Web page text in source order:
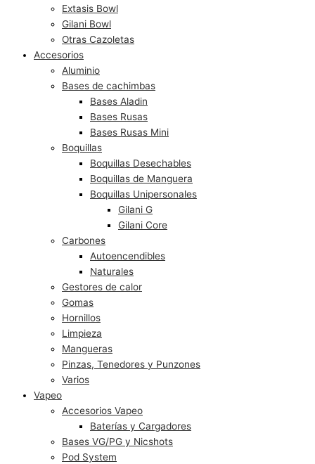
Extasis Bowl
Gilani Bowl
Otras Cazoletas
Accesorios
Aluminio
Bases de cachimbas
Bases Aladin
Bases Rusas
Bases Rusas Mini
Boquillas
Boquillas Desechables
Boquillas de Manguera
Boquillas Unipersonales
Gilani G
Gilani Core
Carbones
Autoencendibles
Naturales
Gestores de calor
Gomas
Hornillos
Limpieza
Mangueras
Pinzas, Tenedores y Punzones
Varios
Vapeo
Accesorios Vapeo
Baterías y Cargadores
Bases VG/PG y Nicshots
Pod System